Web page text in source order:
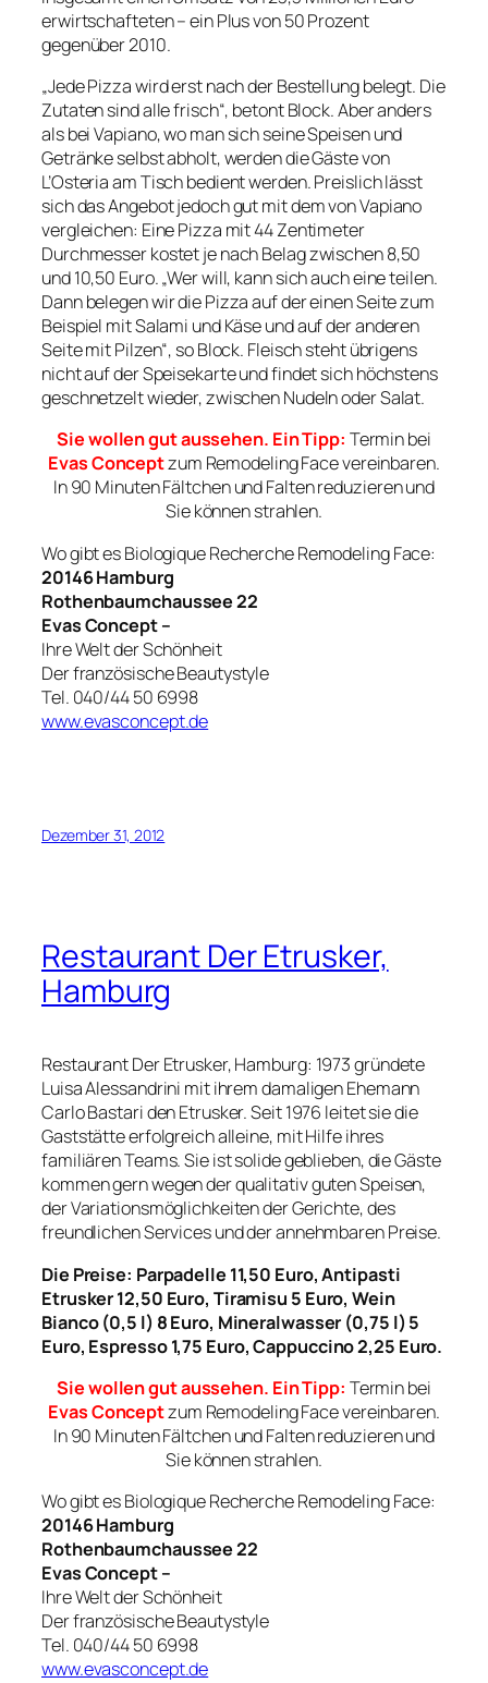
erwirtschafteten – ein Plus von 50 Prozent
gegenüber 2010.
„Jede Pizza wird erst nach der Bestellung belegt. Die
Zutaten sind alle frisch“, betont Block. Aber anders
als bei Vapiano, wo man sich seine Speisen und
Getränke selbst abholt, werden die Gäste von
L’Osteria am Tisch bedient werden. Preislich lässt
sich das Angebot jedoch gut mit dem von Vapiano
vergleichen: Eine Pizza mit 44 Zentimeter
Durchmesser kostet je nach Belag zwischen 8,50
und 10,50 Euro. „Wer will, kann sich auch eine teilen.
Dann belegen wir die Pizza auf der einen Seite zum
Beispiel mit Salami und Käse und auf der anderen
Seite mit Pilzen“, so Block. Fleisch steht übrigens
nicht auf der Speisekarte und findet sich höchstens
geschnetzelt wieder, zwischen Nudeln oder Salat.
Sie wollen gut aussehen. Ein Tipp: Termin bei
Evas Conceptzum Remodeling Face vereinbaren.
In 90 Minuten Fältchen und Falten reduzieren und
Sie können strahlen.
Wo gibt es Biologique Recherche Remodeling Face:
20146 Hamburg
Rothenbaumchaussee 22
Evas Concept –
Ihre Welt der Schönheit
Der französische Beautystyle
Tel. 040/44 50 6998
www.evasconcept.de
Dezember 31, 2012
Restaurant Der Etrusker,
Hamburg
Restaurant Der Etrusker, Hamburg: 1973 gründete
Luisa Alessandrini mit ihrem damaligen Ehemann
Carlo Bastari den Etrusker. Seit 1976 leitet sie die
Gaststätte erfolgreich alleine, mit Hilfe ihres
familiären Teams. Sie ist solide geblieben, die Gäste
kommen gern wegen der qualitativ guten Speisen,
der Variationsmöglichkeiten der Gerichte, des
freundlichen Services und der annehmbaren Preise.
Die Preise: Parpadelle 11,50 Euro, Antipasti
Etrusker 12,50 Euro, Tiramisu 5 Euro, Wein
Bianco (0,5 l) 8 Euro, Mineralwasser (0,75 l) 5
Euro, Espresso 1,75 Euro, Cappuccino 2,25 Euro.
Sie wollen gut aussehen. Ein Tipp: Termin bei
Evas Conceptzum Remodeling Face vereinbaren.
In 90 Minuten Fältchen und Falten reduzieren und
Sie können strahlen.
Wo gibt es Biologique Recherche Remodeling Face:
20146 Hamburg
Rothenbaumchaussee 22
Evas Concept –
Ihre Welt der Schönheit
Der französische Beautystyle
Tel. 040/44 50 6998
www.evasconcept.de